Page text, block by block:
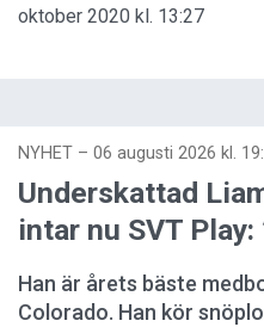
oktober 2020 kl. 13:27
NYHET – 06 augusti 2026 kl.
Underskattad
intar nu SVT Play:
Han är årets bäste
Colorado. Han kör